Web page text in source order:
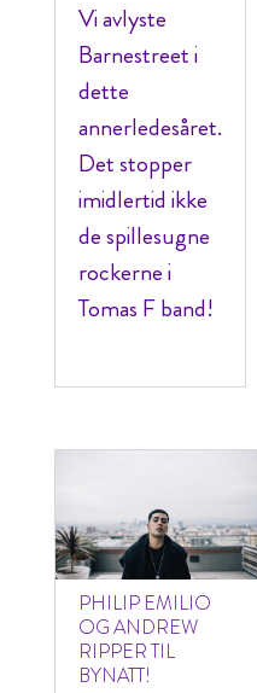
Vi avlyste
Barnestreet i
dette
annerledesåret.
Det stopper
imidlertid ikke
de spillesugne
rockerne i
Tomas F band!
PHILIP EMILIO
OG ANDREW
RIPPER TIL
BYNATT!